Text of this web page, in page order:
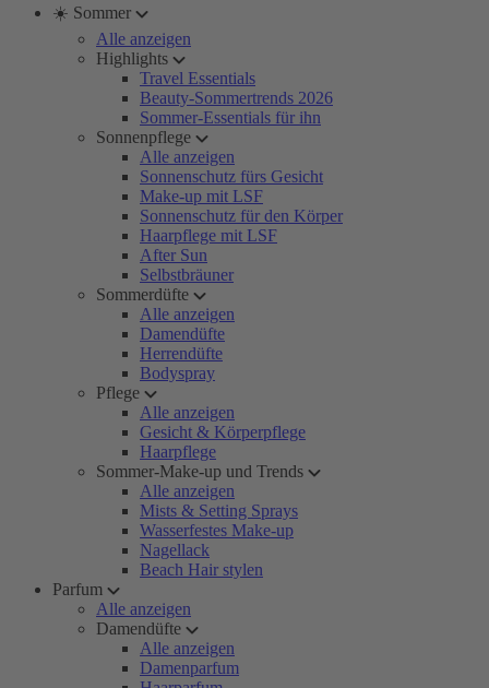
☀️ Sommer
Alle anzeigen
Highlights
Travel Essentials
Beauty-Sommertrends 2026
Sommer-Essentials für ihn
Sonnenpflege
Alle anzeigen
Sonnenschutz fürs Gesicht
Make-up mit LSF
Sonnenschutz für den Körper
Haarpflege mit LSF
After Sun
Selbstbräuner
Sommerdüfte
Alle anzeigen
Damendüfte
Herrendüfte
Bodyspray
Pflege
Alle anzeigen
Gesicht & Körperpflege
Haarpflege
Sommer-Make-up und Trends
Alle anzeigen
Mists & Setting Sprays
Wasserfestes Make-up
Nagellack
Beach Hair stylen
Parfum
Alle anzeigen
Damendüfte
Alle anzeigen
Damenparfum